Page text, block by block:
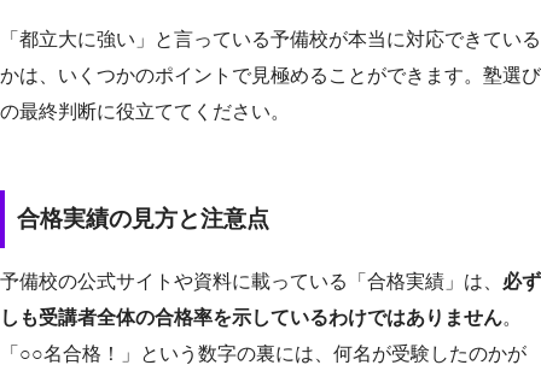
「都立大に強い」と言っている予備校が本当に対応できている
かは、いくつかのポイントで見極めることができます。塾選び
の最終判断に役立ててください。
合格実績の見方と注意点
予備校の公式サイトや資料に載っている「合格実績」は、 必ず
しも受講者全体の合格率を示しているわけではありません。
「○○名合格！」という数字の裏には、何名が受験したのかが